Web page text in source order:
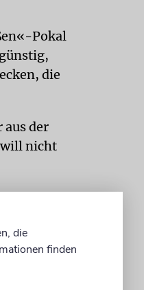
Pokal
die
aus der
will nicht
die
finden